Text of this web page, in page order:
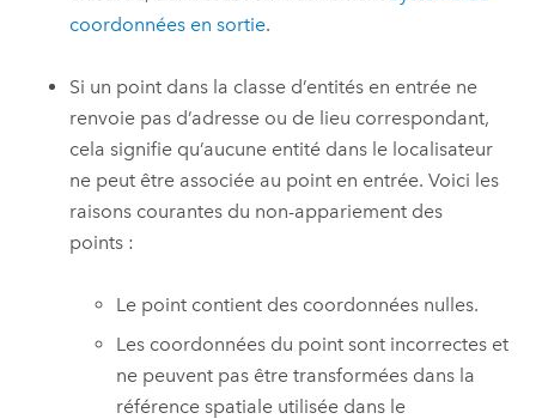
coordonnées en sortie.
Si un point dans la classe d’entités en entrée ne
renvoie pas d’adresse ou de lieu correspondant,
cela signifie qu’aucune entité dans le localisateur
ne peut être associée au point en entrée. Voici les
raisons courantes du non-appariement des
points :
Le point contient des coordonnées nulles.
Les coordonnées du point sont incorrectes et
ne peuvent pas être transformées dans la
référence spatiale utilisée dans le